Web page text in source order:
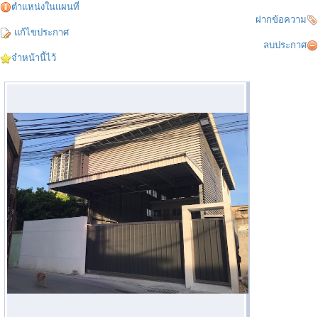
ตำแหน่งในแผนที่
ฝากข้อความ
แก้ไขประกาศ
ลบประกาศ
จำหน้านี้ไว้